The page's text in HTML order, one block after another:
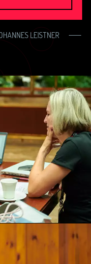
LEISTNER